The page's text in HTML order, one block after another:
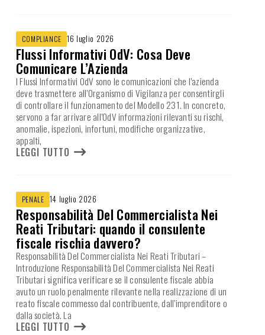
COMPLIANCE 16 luglio 2026
Flussi Informativi OdV: Cosa Deve
Comunicare L’Azienda
I Flussi Informativi OdV sono le comunicazioni che l’azienda
deve trasmettere all’Organismo di Vigilanza per consentirgli
di controllare il funzionamento del Modello 231. In concreto,
servono a far arrivare all’OdV informazioni rilevanti su rischi,
anomalie, ispezioni, infortuni, modifiche organizzative,
appalti,
LEGGI TUTTO
PENALE 14 luglio 2026
Responsabilità Del Commercialista Nei
Reati Tributari: quando il consulente
fiscale rischia davvero?
Responsabilità Del Commercialista Nei Reati Tributari –
Introduzione Responsabilità Del Commercialista Nei Reati
Tributari significa verificare se il consulente fiscale abbia
avuto un ruolo penalmente rilevante nella realizzazione di un
reato fiscale commesso dal contribuente, dall’imprenditore o
dalla società. La
LEGGI TUTTO